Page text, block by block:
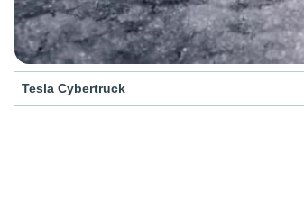
Tesla Cybertruck